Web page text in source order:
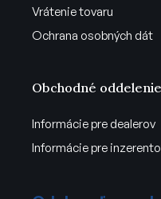
Vrátenie tovaru
Ochrana osobných dát
Obchodné oddelenie
Informácie pre dealerov
Informácie pre